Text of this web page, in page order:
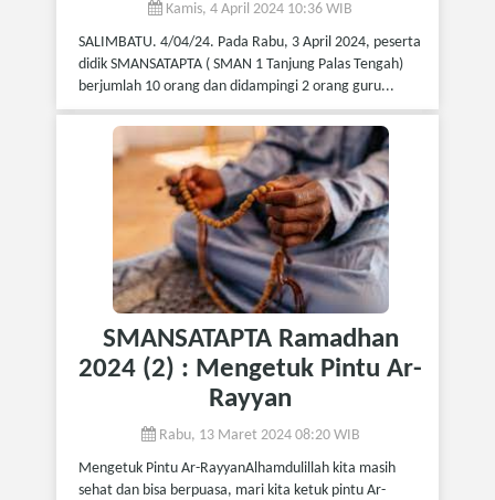
Kamis, 4 April 2024 10:36 WIB
SALIMBATU. 4/04/24. Pada Rabu, 3 April 2024, peserta
didik SMANSATAPTA ( SMAN 1 Tanjung Palas Tengah)
berjumlah 10 orang dan didampingi 2 orang guru...
SMANSATAPTA Ramadhan
2024 (2) : Mengetuk Pintu Ar-
Rayyan
Rabu, 13 Maret 2024 08:20 WIB
Mengetuk Pintu Ar-RayyanAlhamdulillah kita masih
sehat dan bisa berpuasa, mari kita ketuk pintu Ar-